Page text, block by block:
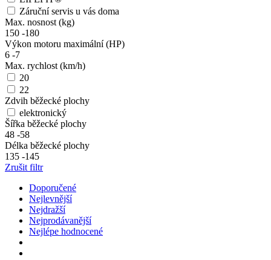
Záruční servis u vás doma
Max. nosnost (kg)
150 -180
Výkon motoru maximální (HP)
6 -7
Max. rychlost (km/h)
20
22
Zdvih běžecké plochy
elektronický
Šířka běžecké plochy
48 -58
Délka běžecké plochy
135 -145
Zrušit filtr
Doporučené
Nejlevnější
Nejdražší
Nejprodávanější
Nejlépe hodnocené